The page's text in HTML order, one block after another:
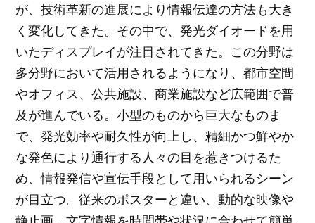
が、技術革新の進展により情報伝達の方法も大き
く変化してきた。 その中で、発光ダイオードを用
いたディスプレイが注目されてきた。この分野は
多分野において活用されるようになり、都市空間
やオフィス、公共施設、商業施設など広範囲で普
及が進んでいる。小型のものから巨大なものま
で、発光効率や耐久性が向上し、精細かつ鮮やか
な発色により通行する人々の目を惹きつけるた
め、情報発信や宣伝手段として用いられるシーン
が目立つ。従来のポスターと違い、動的な映像や